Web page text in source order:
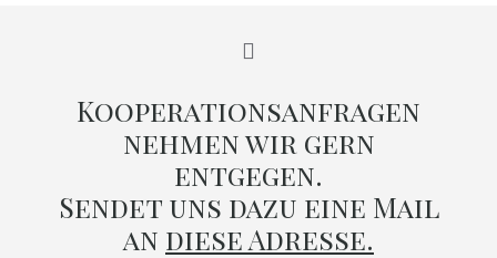
Kooperationsanfragen
nehmen wir gern
entgegen.
Sendet uns dazu eine Mail
an diese Adresse.